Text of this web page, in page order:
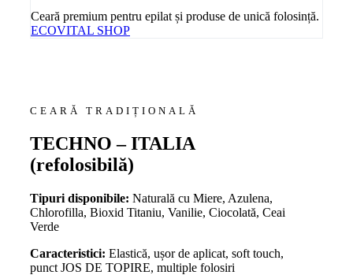
Ceară premium pentru epilat și produse de unică folosință.
ECOVITAL SHOP
CEARĂ TRADIȚIONALĂ
TECHNO – ITALIA
(refolosibilă)
Tipuri disponibile: Naturală cu Miere, Azulena,
Chlorofilla, Bioxid Titaniu, Vanilie, Ciocolată, Ceai
Verde
Caracteristici: Elastică, ușor de aplicat, soft touch,
punct JOS DE TOPIRE, multiple folosiri